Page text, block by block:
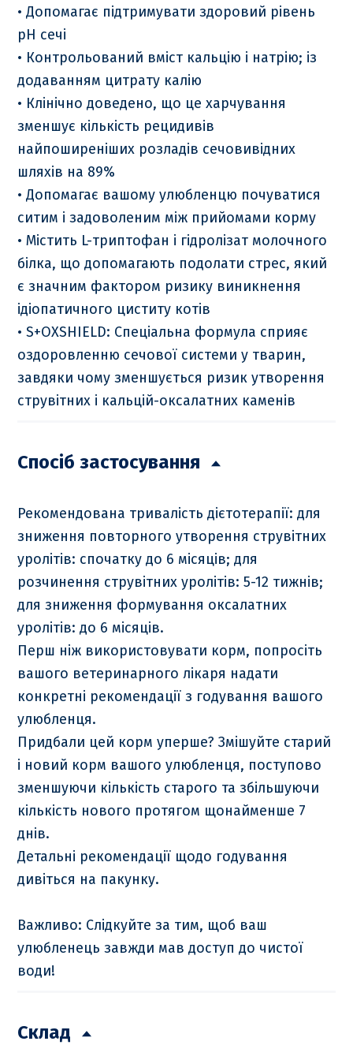
• Допомагає підтримувати здоровий рівень
pH сечі
• Контрольований вміст кальцію і натрію; із
додаванням цитрату калію
• Клінічно доведено, що це харчування
зменшує кількість рецидивів
найпоширеніших розладів сечовивідних
шляхів на 89%
• Допомагає вашому улюбленцю почуватися
ситим і задоволеним між прийомами корму
• Містить L-триптофан і гідролізат молочного
білка, що допомагають подолати стрес, який
є значним фактором ризику виникнення
ідіопатичного циститу котів
• S+OXSHIELD: Спеціальна формула сприяє
оздоровленню сечової системи у тварин,
завдяки чому зменшується ризик утворення
струвітних і кальцій-оксалатних каменів
Спосіб застосування
Рекомендована тривалість дієтотерапії: для
зниження повторного утворення струвітних
уролітів: спочатку до 6 місяців; для
розчинення струвітних уролітів: 5-12 тижнів;
для зниження формування оксалатних
уролітів: до 6 місяців.
Перш ніж використовувати корм, попросіть
вашого ветеринарного лікаря надати
конкретні рекомендації з годування вашого
улюбленця.
Придбали цей корм уперше? Змішуйте старий
і новий корм вашого улюбленця, поступово
зменшуючи кількість старого та збільшуючи
кількість нового протягом щонайменше 7
днів.
Детальні рекомендації щодо годування
дивіться на пакунку.
Важливо: Слідкуйте за тим, щоб ваш
улюбленець завжди мав доступ до чистої
води!
Склад